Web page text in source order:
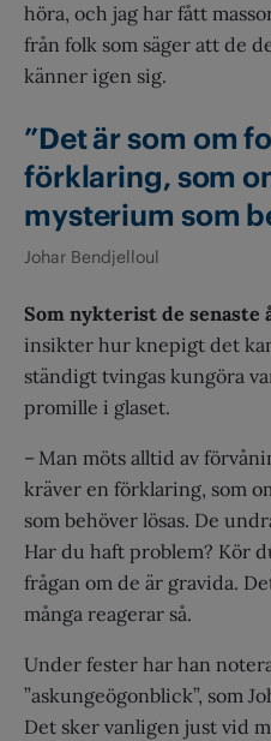
höra, och jag har fått
från folk som säger att de
känner igen sig.
”Det är som om
förklaring, som
mysterium som
Johar Bendjelloul
Som nykterist de senaste
insikter hur knepigt det
ständigt tvingas kungöra
promille i glaset.
– Man möts alltid av
kräver en förklaring, som
som behöver lösas. De
Har du haft problem? Kör
frågan om de är gravida.
många reagerar så.
Under fester har han
”askungeögonblick”, som
Det sker vanligen just vid